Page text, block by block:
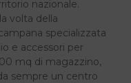
nazionale.
volta della
specializzata
e accessori per
mq di magazzino,
sempre un centro